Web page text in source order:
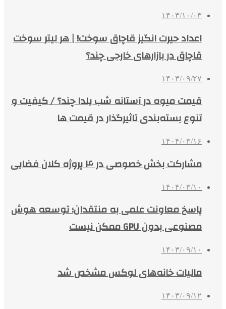
۱۴۰۳/۱۰/۰۳
اعداد حیرت‌ انگیز قاچاق سوخت! | هر لیتر سوخت
قاچاق در بازارهای خارجی چند؟
۱۴۰۳/۰۹/۲۷
قیمت میوه در آستانه شب یلدا چند؟ / کیفیت و
تنوع بسته‌بندی‌ تاثیرگذار در قیمت ها
۱۴۰۴/۰۳/۱۶
مشارکت بخش خصوصی در ۴ پروژه کلان فضایی
۱۴۰۴/۰۳/۱۰
پاسخ معاونت علمی به منتقدان؛ توسعه هوش
مصنوعی بدون GPU ممکن نیست
۱۴۰۳/۰۹/۱۰
مالیات خانه‌های لوکس مشخص شد
۱۴۰۳/۰۹/۱۲